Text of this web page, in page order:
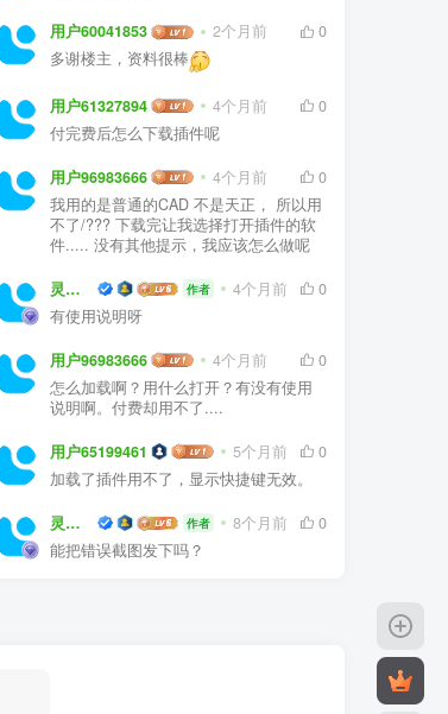
用户60041853 2个月前
0
多谢楼主，资料很棒
用户61327894 4个月前
0
付完费后怎么下载插件呢
用户96983666 4个月前
0
我用的是普通的CAD 不是天正， 所以用
不了/??? 下载完让我选择打开插件的软
件..... 没有其他提示，我应该怎么做呢
灵感屋 作者 4个月前
0
有使用说明呀
用户96983666 4个月前
0
怎么加载啊？用什么打开？有没有使用
说明啊。付费却用不了....
用户65199461 5个月前
0
加载了插件用不了，显示快捷键无效。
灵感屋 作者 8个月前
0
能把错误截图发下吗？